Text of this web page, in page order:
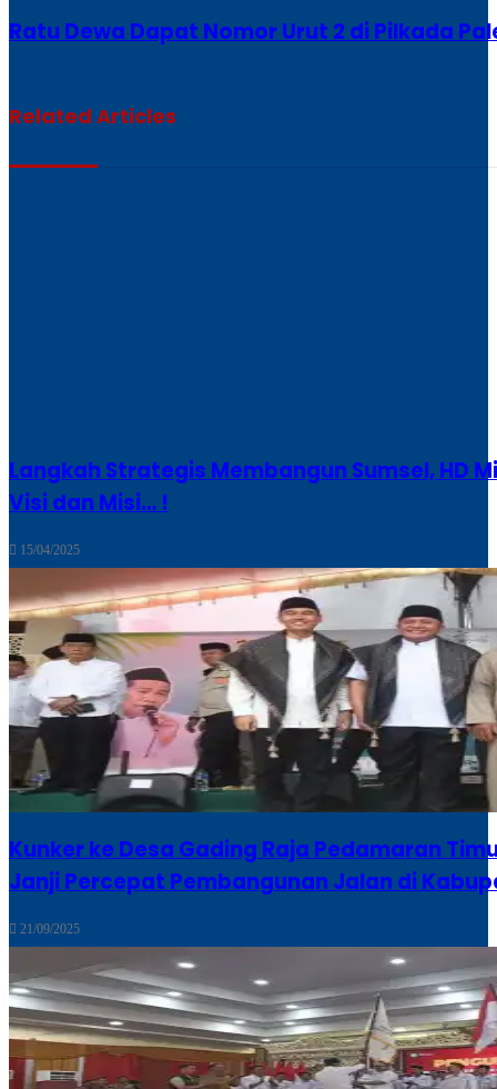
Ratu Dewa Dapat Nomor Urut 2 di Pilkada
Related Articles
Langkah Strategis Membangun Sumsel, HD
Visi dan Misi… !
15/04/2025
Kunker ke Desa Gading Raja Pedamaran
Janji Percepat Pembangunan Jalan di
21/09/2025